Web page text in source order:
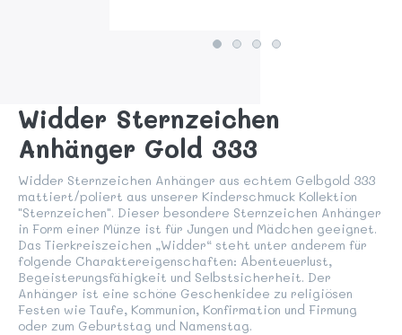
Widder Sternzeichen
Anhänger Gold 333
Widder Sternzeichen Anhänger aus echtem Gelbgold 333
mattiert/poliert aus unserer Kinderschmuck Kollektion
"Sternzeichen". Dieser besondere Sternzeichen Anhänger
in Form einer Münze ist für Jungen und Mädchen geeignet.
Das Tierkreiszeichen „Widder“ steht unter anderem für
folgende Charaktereigenschaften: Abenteuerlust,
Begeisterungsfähigkeit und Selbstsicherheit. Der
Anhänger ist eine schöne Geschenkidee zu religiösen
Festen wie Taufe, Kommunion, Konfirmation und Firmung
oder zum Geburtstag und Namenstag.